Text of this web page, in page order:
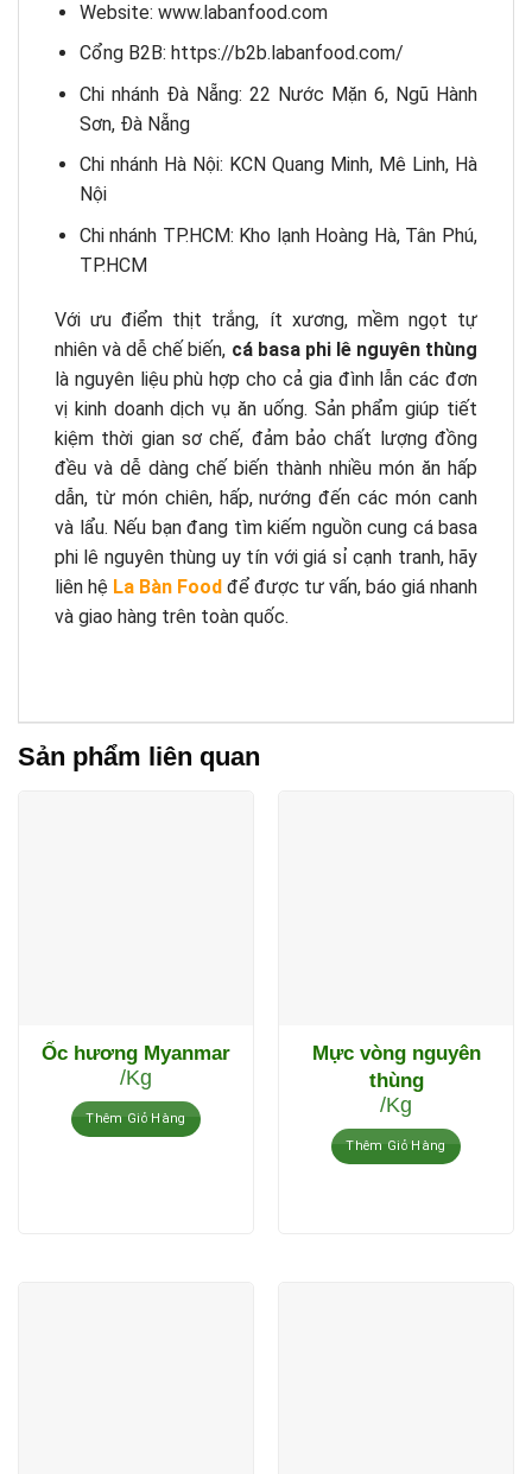
Website: www.labanfood.com
Cổng B2B: https://b2b.labanfood.com/
Chi nhánh Đà Nẵng: 22 Nước Mặn 6, Ngũ Hành
Sơn, Đà Nẵng
Chi nhánh Hà Nội: KCN Quang Minh, Mê Linh, Hà
Nội
Chi nhánh TP.HCM: Kho lạnh Hoàng Hà, Tân Phú,
TP.HCM
Với ưu điểm thịt trắng, ít xương, mềm ngọt tự
nhiên và dễ chế biến, cá basa phi lê nguyên thùng
là nguyên liệu phù hợp cho cả gia đình lẫn các đơn
vị kinh doanh dịch vụ ăn uống. Sản phẩm giúp tiết
kiệm thời gian sơ chế, đảm bảo chất lượng đồng
đều và dễ dàng chế biến thành nhiều món ăn hấp
dẫn, từ món chiên, hấp, nướng đến các món canh
và lẩu. Nếu bạn đang tìm kiếm nguồn cung cá basa
phi lê nguyên thùng uy tín với giá sỉ cạnh tranh, hãy
liên hệ La Bàn Food để được tư vấn, báo giá nhanh
và giao hàng trên toàn quốc.
Sản phẩm liên quan
Ốc hương Myanmar
/Kg
Thêm Giỏ Hàng
Mực vòng nguyên
thùng
/Kg
Thêm Giỏ Hàng